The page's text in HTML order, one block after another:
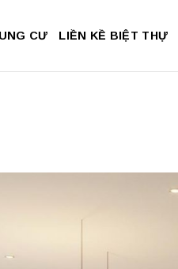
CƯ LIỀN KỀ BIỆT THỰ